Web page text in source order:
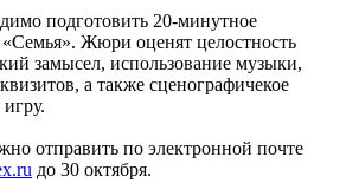
подготовить 20-минутное
Жюри оценят целостность
замысел, использование музыки,
а также сценографичекое
отправить по электронной почте
до 30 октября.